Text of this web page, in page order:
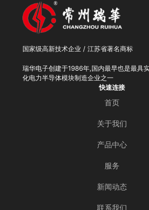
国家级高新技术企业 / 江苏省著名商标
瑞华电子创建于1986年,国内最早也是最具
化电力半导体模块制造企业之一
快速连接
首页
关于我们
产品中心
服务
新闻动态
联系我们